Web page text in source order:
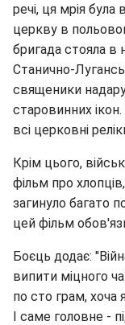
речі, ця мрія була
церкву в
бригада стояла в
Станично-
священики
старовинних
всі церковні
Крім цього,
фільм про
загинуло багато
цей фільм
Боєць додає:
випити міцного
по сто грам, хоча
І саме головне -